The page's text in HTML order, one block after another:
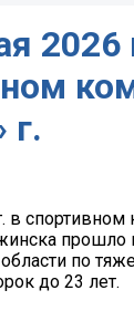
2026
г.
в
прошло
по
до 23 лет.